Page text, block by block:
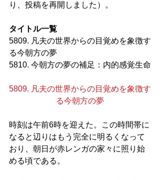
り、投稿を再開しました）。
タイトル一覧
5809. 凡夫の世界からの目覚めを象徴す
る今朝方の夢
5810. 今朝方の夢の補足：内的感覚生命
5809. 凡夫の世界からの目覚めを象徴す
る今朝方の夢
時刻は午前6時を迎えた。この時間帯に
なると辺りはもう完全に明るくなって
おり、朝日が赤レンガの家々に照り始
める頃である。